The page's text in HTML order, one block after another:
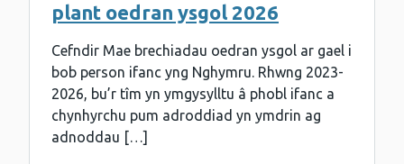
plant oedran ysgol 2026
Cefndir Mae brechiadau oedran ysgol ar gael i
bob person ifanc yng Nghymru. Rhwng 2023-
2026, bu’r tîm yn ymgysylltu â phobl ifanc a
chynhyrchu pum adroddiad yn ymdrin ag
adnoddau […]